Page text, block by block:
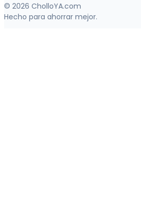
© 2026 CholloYA.com
Hecho para ahorrar mejor.